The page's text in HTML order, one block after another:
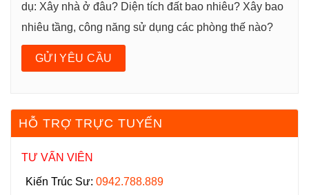
dụ: Xây nhà ở đâu? Diện tích đất bao nhiêu? Xây bao
nhiêu tầng, công năng sử dụng các phòng thế nào?
HỖ TRỢ TRỰC TUYẾN
TƯ VẤN VIÊN
Kiến Trúc Sư: 0942.788.889